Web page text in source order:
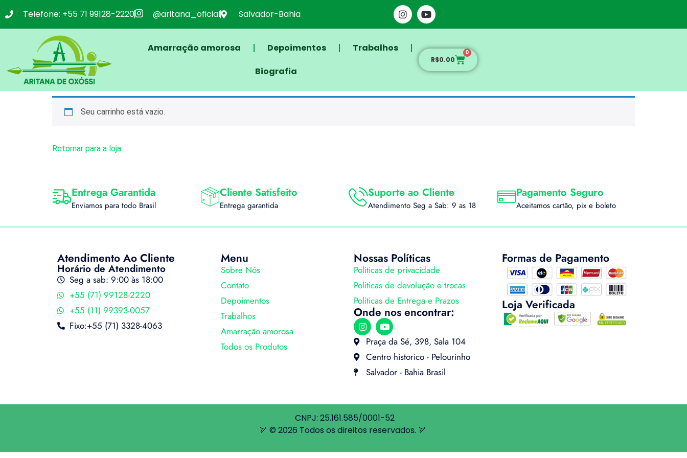
Telefone: +55 71 99128-2220 @aritana_oficial Salvador-Bahia
Amarração amorosa Depoimentos
Trabalhos
Biografia
R$0.00
0
Seu carrinho está vazio.
Retornar para a loja
Entrega Garantida
Enviamos para todo Brasil
Cliente Satisfeito
Entrega garantida
Suporte ao Cliente
Atendimento Seg a Sab: 9 as 18
Pagamento Seguro
Aceitamos cartão, pix e boleto
Atendimento Ao Cliente
Horário de Atendimento
Seg a sab: 9:00 às 18:00
+55 (71) 99128-2220
+55 (11) 99393-0057
Fixo:+55 (71) 3328-4063
Menu
Sobre Nós
Contato
Depoimentos
Trabalhos
Amarração amorosa
Todos os Produtos
Nossas Políticas
Politicas de privacidade
Politicas de devolução e trocas
Politicas de Entrega e Prazos
Onde nos encontrar:
Praça da Sé, 398, Sala 104
Centro historico - Pelourinho
Salvador - Bahia Brasil
Formas de Pagamento
Loja Verificada
CNPJ: 25.161.585/0001-52
🏹 © 2026 Todos os direitos reservados. 🏹